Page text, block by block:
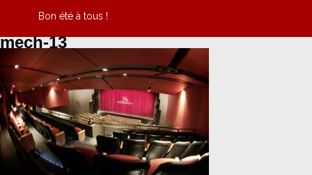
Bon été à tous !
mech-13